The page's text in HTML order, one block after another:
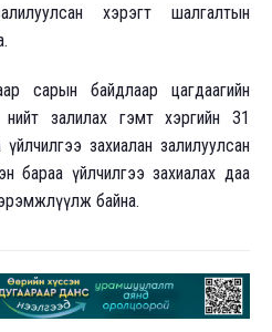
хэрэгт шалгалтын
сарын байдлаар цагдаагийн
нийт залилах гэмт хэргийн 31
захиалан залилуулсан
бараа үйлчилгээ захиалах даа
байна.